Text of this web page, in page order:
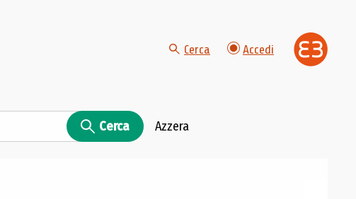
Cerca Accedi
Cerca Azzera